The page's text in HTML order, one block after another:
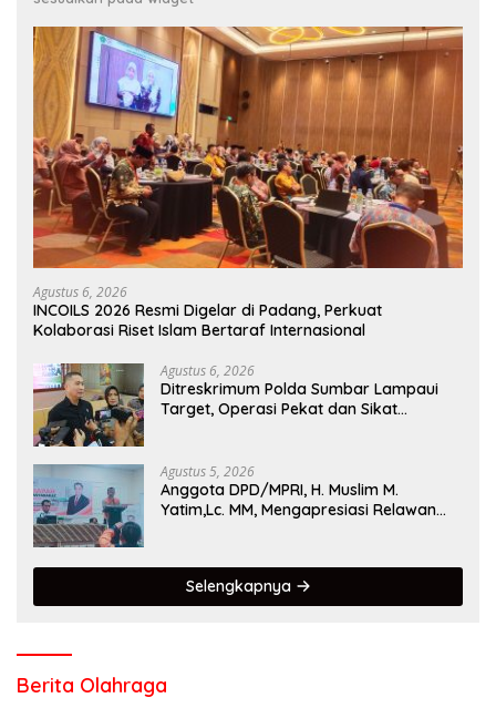
Agustus 6, 2026
INCOILS 2026 Resmi Digelar di Padang, Perkuat
Kolaborasi Riset Islam Bertaraf Internasional
Agustus 6, 2026
Ditreskrimum Polda Sumbar Lampaui
Target, Operasi Pekat dan Sikat
Agustus 5, 2026
Anggota DPD/MPRI, H. Muslim M.
Yatim,Lc. MM, Mengapresiasi Relawan
Selengkapnya
Berita Olahraga